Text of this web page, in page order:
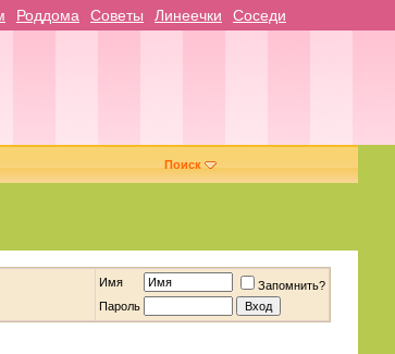
Роддома Советы Линеечки Соседи
Поиск
Имя
Запомнить?
Пароль